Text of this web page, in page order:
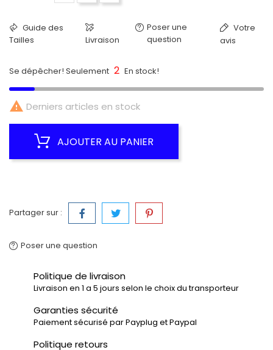
Guide des
Tailles
Livraison
Poser une
question
Votre
avis
Se dépêcher! Seulement 2 En stock!
 Derniers articles en stock
AJOUTER AU PANIER
Partager sur :
Poser une question
Politique de livraison
Livraison en 1 a 5 jours selon le choix du transporteur
Garanties sécurité
Paiement sécurisé par Payplug et Paypal
Politique retours